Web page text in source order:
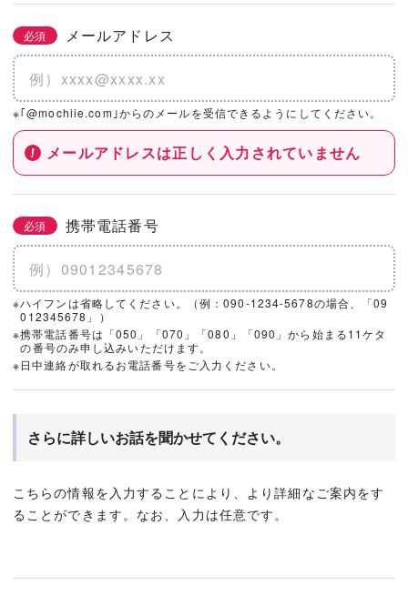
必須 メールアドレス
※｢@mochiie.com｣からのメールを受信できるようにしてください。
メールアドレスは正しく入力されていません
必須 携帯電話番号
※ハイフンは省略してください。（例：090-1234-5678の場合、「09
012345678」）
※携帯電話番号は「050」「070」「080」「090」から始まる11ケタ
の番号のみ申し込みいただけます。
※日中連絡が取れるお電話番号をご入力ください。
さらに詳しいお話を聞かせてください。
こちらの情報を入力することにより、より詳細なご案内をす
ることができます。なお、入力は任意です。